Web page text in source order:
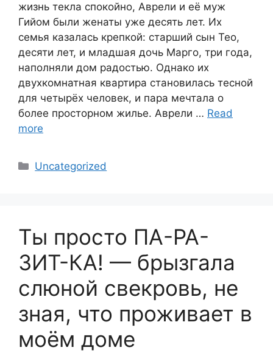
жизнь текла спокойно, Аврели и её муж
Гийом были женаты уже десять лет. Их
семья казалась крепкой: старший сын Тео,
десяти лет, и младшая дочь Марго, три года,
наполняли дом радостью. Однако их
двухкомнатная квартира становилась тесной
для четырёх человек, и пара мечтала о
более просторном жилье. Аврели … Read
more
Categories
Uncategorized
Ты просто ПА-РА-
ЗИТ-КА! — брызгала
слюной свекровь, не
зная, что проживает в
моём доме